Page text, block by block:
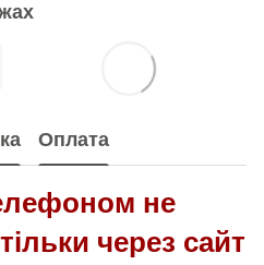
Оплата
не
через сайт